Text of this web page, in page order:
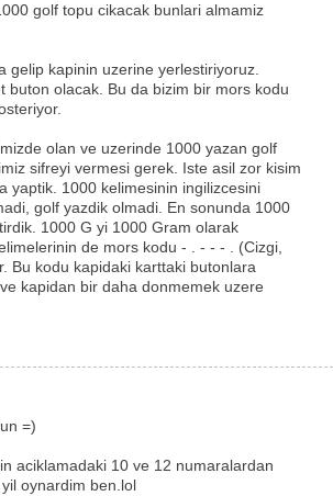
golf topu cikacak bunlari almamiz
gelip kapinin uzerine yerlestiriyoruz.
buton olacak. Bu da bizim bir mors kodu
olan ve uzerinde 1000 yazan golf
sifreyi vermesi gerek. Iste asil zor kisim
yaptik. 1000 kelimesinin ingilizcesini
golf yazdik olmadi. En sonunda 1000
1000 G yi 1000 Gram olarak
de mors kodu - . - - - . (Cizgi,
Bu kodu kapidaki karttaki butonlara
kapidan bir daha donmemek uzere
=)
aciklamadaki 10 ve 12 numaralardan
oynardim ben.lol